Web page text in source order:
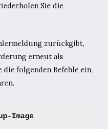
Sie die
zurückgibt,
erneut als
folgenden Befehle ein,
Image